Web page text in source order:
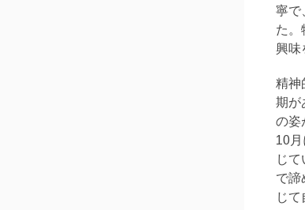
寧で
た。
興味
精神
期が
の姿
10
じ
で諦
じ